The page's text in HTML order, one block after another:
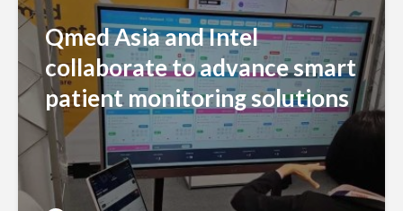
Qmed Asia and Intel
collaborate to advance smart
patient monitoring solutions